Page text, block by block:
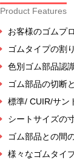
Product Features
お客様のゴムプ
ゴムタイプの割
色別ゴム部品認識
ゴム部品の切断
標準/ CUIR/サン
シートサイズの
ゴム部品との間
様々なゴムタイ